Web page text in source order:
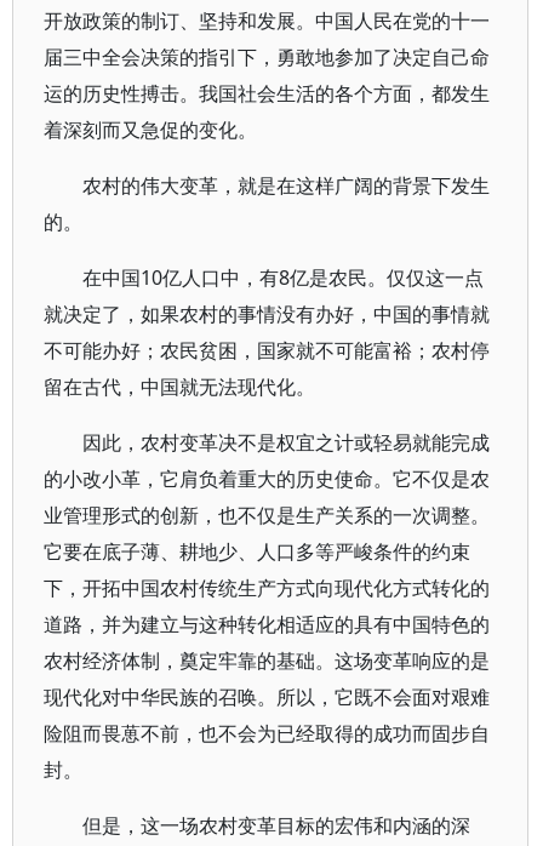
开放政策的制订、坚持和发展。中国人民在党的十一
届三中全会决策的指引下，勇敢地参加了决定自己命
运的历史性搏击。我国社会生活的各个方面，都发生
着深刻而又急促的变化。
农村的伟大变革，就是在这样广阔的背景下发生
的。
在中国10亿人口中，有8亿是农民。仅仅这一点
就决定了，如果农村的事情没有办好，中国的事情就
不可能办好；农民贫困，国家就不可能富裕；农村停
留在古代，中国就无法现代化。
因此，农村变革决不是权宜之计或轻易就能完成
的小改小革，它肩负着重大的历史使命。它不仅是农
业管理形式的创新，也不仅是生产关系的一次调整。
它要在底子薄、耕地少、人口多等严峻条件的约束
下，开拓中国农村传统生产方式向现代化方式转化的
道路，并为建立与这种转化相适应的具有中国特色的
农村经济体制，奠定牢靠的基础。这场变革响应的是
现代化对中华民族的召唤。所以，它既不会面对艰难
险阻而畏葸不前，也不会为已经取得的成功而固步自
封。
但是，这一场农村变革目标的宏伟和内涵的深